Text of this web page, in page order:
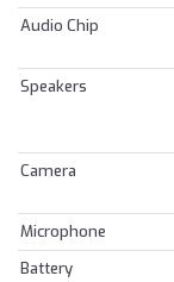
Audio Chip
Speakers
Camera
Microphone
Battery